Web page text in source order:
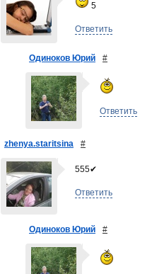
5
Ответить
Одиноков Юрий #
Ответить
zhenya.staritsina #
555✔
Ответить
Одиноков Юрий #